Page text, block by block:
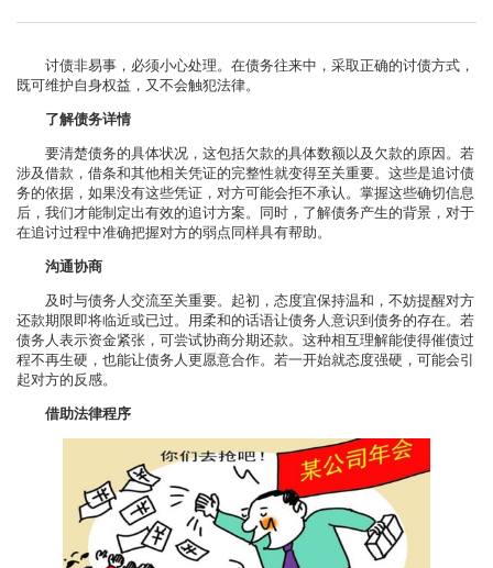
讨债非易事，必须小心处理。在债务往来中，采取正确的讨债方式，
既可维护自身权益，又不会触犯法律。
了解债务详情
要清楚债务的具体状况，这包括欠款的具体数额以及欠款的原因。若
涉及借款，借条和其他相关凭证的完整性就变得至关重要。这些是追讨债
务的依据，如果没有这些凭证，对方可能会拒不承认。掌握这些确切信息
后，我们才能制定出有效的追讨方案。同时，了解债务产生的背景，对于
在追讨过程中准确把握对方的弱点同样具有帮助。
沟通协商
及时与债务人交流至关重要。起初，态度宜保持温和，不妨提醒对方
还款期限即将临近或已过。用柔和的话语让债务人意识到债务的存在。若
债务人表示资金紧张，可尝试协商分期还款。这种相互理解能使得催债过
程不再生硬，也能让债务人更愿意合作。若一开始就态度强硬，可能会引
起对方的反感。
借助法律程序